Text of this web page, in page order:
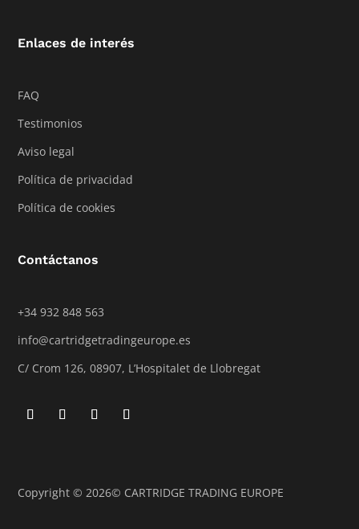
Enlaces de interés
FAQ
Testimonios
Aviso legal
Política de privacidad
Política de cookies
Contáctanos
+34 932 848 563
info@cartridgetradingeurope.es
C/ Crom 126, 08907, L’Hospitalet de Llobregat
Copyright © 2026© CARTRIDGE TRADING EUROPE